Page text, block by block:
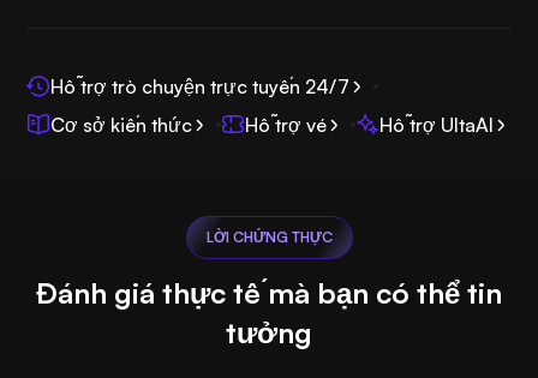
Hỗ trợ trò chuyện trực tuyến 24/7
Cơ sở kiến thức
Hỗ trợ vé Hỗ trợ UltaAI
LỜI CHỨNG THỰC
Đánh giá thực tế mà bạn có thể tin
tưởng